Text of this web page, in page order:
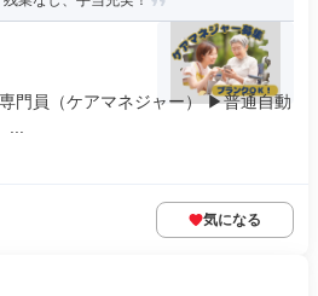
門員（ケアマネジャー） ▶普通自動
気になる